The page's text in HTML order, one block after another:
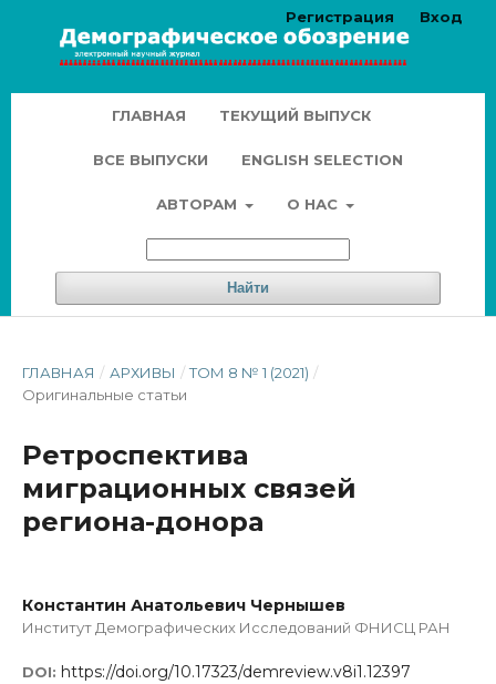
ГЛАВНАЯ ТЕКУЩИЙ ВЫПУСК
ВСЕ ВЫПУСКИ ENGLISH SELECTION
АВТОРАМ О НАС
Найти
Регистрация Вход
ГЛАВНАЯ / АРХИВЫ / ТОМ 8 № 1 (2021) /
Оригинальные статьи
Ретроспектива
миграционных связей
региона-донора
Константин Анатольевич Чернышев
Институт Демографических Исследований ФНИСЦ РАН
DOI: https://doi.org/10.17323/demreview.v8i1.12397